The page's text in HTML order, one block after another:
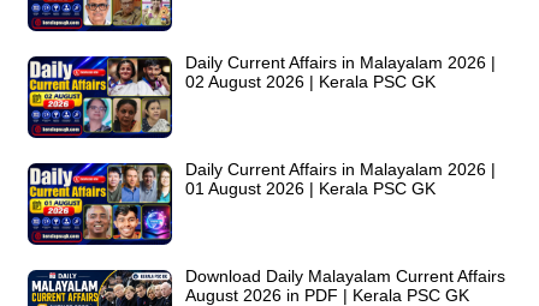
Daily Current Affairs in Malayalam 2026 |
02 August 2026 | Kerala PSC GK
Daily Current Affairs in Malayalam 2026 |
01 August 2026 | Kerala PSC GK
Download Daily Malayalam Current Affairs
August 2026 in PDF | Kerala PSC GK